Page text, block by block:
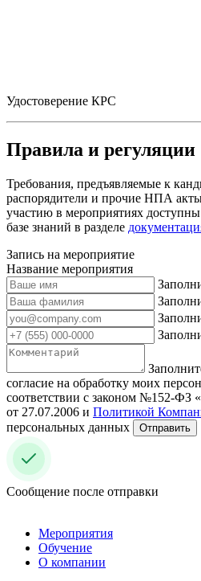
Удостоверение КРС
Правила и регуляции
Требования, предъявляемые к
распорядители и прочие НПА
участию в мероприятиях
базе знаний в разделе
Запись на мероприятие
Название мероприятия
согласие на обработку моих
соответствии с законом №152-ФЗ
от 27.07.2006 и Политикой
персональных данных
Отправить
Сообщение после отправки
Мероприятия
Обучение
О компании